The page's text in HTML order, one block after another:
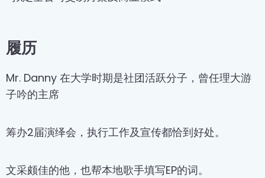
履历
Mr. Danny 在大学时期是社团活跃分子，曾任理大游
子吟的主席
筹办2届演绎会，执行工作及宣传都恰到好处。
文采颇佳的他，也帮本地歌手填写EP的词。